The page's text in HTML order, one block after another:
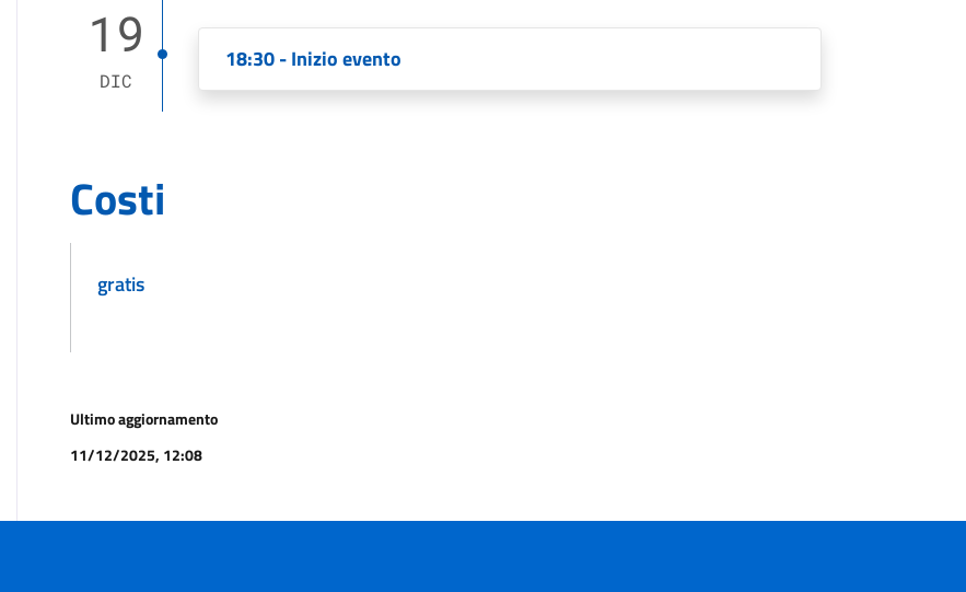
19
DIC
18:30 - Inizio evento
Costi
gratis
Ultimo aggiornamento
11/12/2025, 12:08